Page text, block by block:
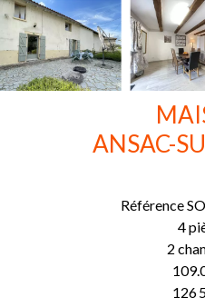
ANSAC-
Référence
4
2
126